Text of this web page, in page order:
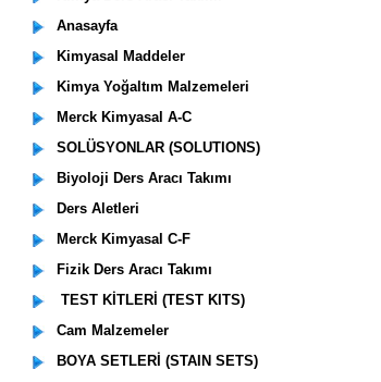
Anasayfa
Kimyasal Maddeler
Kimya Yoğaltım Malzemeleri
Merck Kimyasal A-C
SOLÜSYONLAR (SOLUTIONS)
Biyoloji Ders Aracı Takımı
Ders Aletleri
Merck Kimyasal C-F
Fizik Ders Aracı Takımı
TEST KİTLERİ (TEST KITS)
Cam Malzemeler
BOYA SETLERİ (STAIN SETS)